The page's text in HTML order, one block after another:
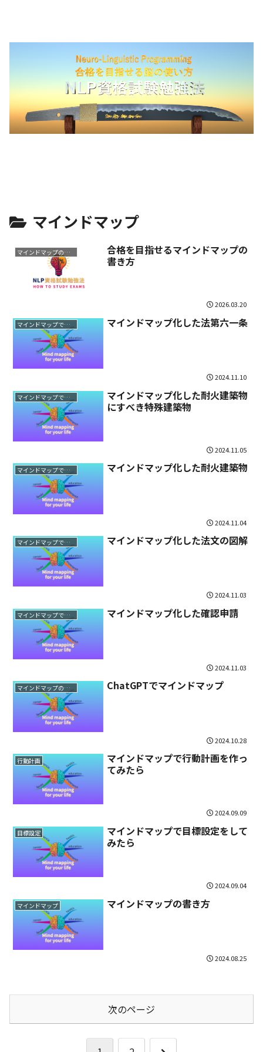
マインドマップ
マインドマップの書き方
合格を目指せるマインドマップの
書き方
2026.03.20
マインドマップで法文読解 マインドマップ化した法第六一条
2024.11.10
マインドマップで法文読解
マインドマップ化した耐火建築物
にすべき特殊建築物
2024.11.05
マインドマップで法文読解 マインドマップ化した耐火建築物
2024.11.04
マインドマップで法文読解 マインドマップ化した法文の図解
2024.11.03
マインドマップで法文読解 マインドマップ化した確認申請
2024.11.03
マインドマップの使い方 ChatGPTでマインドマップ
2024.10.28
行動計画
マインドマップで行動計画を作っ
てみたら
2024.09.09
目標設定
マインドマップで目標設定をして
みたら
2024.09.04
マインドマップ マインドマップの書き方
2024.08.25
次のページ